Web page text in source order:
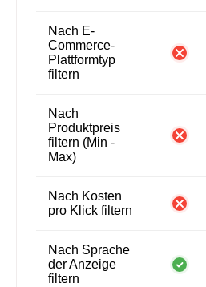
Nach E-
Commerce-
Plattformtyp
filtern
Nach
Produktpreis
filtern (Min -
Max)
Nach Kosten
pro Klick filtern
Nach Sprache
der Anzeige
filtern